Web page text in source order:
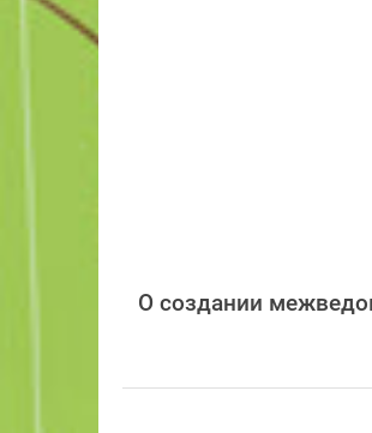
О создании